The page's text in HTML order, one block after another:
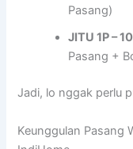
Pasang)
JITU 1P –
Pasang +
Jadi, lo nggak perlu
Keunggulan Pasang